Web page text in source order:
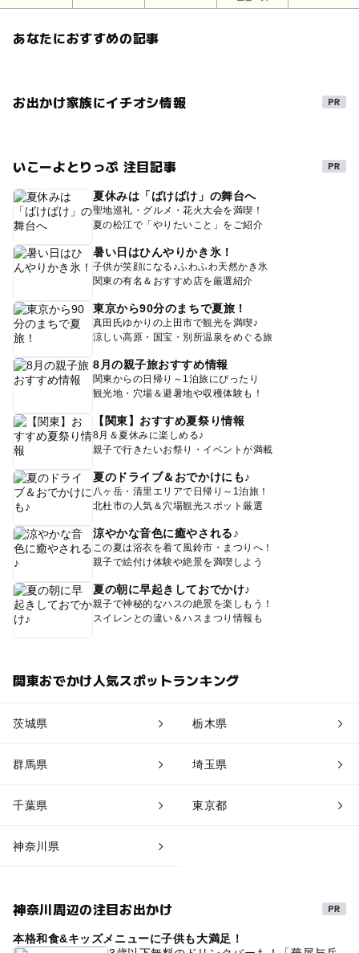
あなたにおすすめの記事
お出かけ家族にイチオシ情報
いこーよとりっぷ 注目記事
夏休みは「ばけばけ」の舞台へ
聖地巡礼・グルメ・花火大会を満喫！
夏の松江で「やりたいこと」をご紹介
暑い日はひんやりかき氷！
子供が笑顔になる♪ふわふわ天然かき氷
関東の有名＆おすすめ店を厳選紹介
東京から90分のまちで夏旅！
真田氏ゆかりの上田市で観光を満喫♪
涼しい高原・国宝・別所温泉をめぐる旅
8月の親子旅おすすめ情報
関東からの日帰り～1泊旅にぴったり
観光地・穴場＆避暑地や収穫体験も！
【関東】おすすめ夏祭り情報
8月＆夏休みに楽しめる♪
親子で行きたいお祭り・イベントが満載
夏のドライブ＆おでかけにも♪
八ヶ岳・清里エリアで日帰り～1泊旅！
北杜市の人気＆穴場観光スポット厳選
涼やかな音色に癒やされる♪
この夏は浴衣を着て風鈴市・まつりへ！
親子で絵付け体験や絶景を満喫しよう
夏の朝に早起きしておでかけ♪
親子で神秘的なハスの絶景を楽しもう！
スイレンとの違い＆ハスまつり情報も
関東おでかけ人気スポットランキング
茨城県 栃木県
群馬県 埼玉県
千葉県 東京都
神奈川県
神奈川周辺の注目お出かけ
本格和食&キッズメニューに子供も大満足！